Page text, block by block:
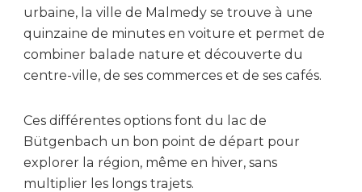
urbaine, la ville de Malmedy se trouve à une
quinzaine de minutes en voiture et permet de
combiner balade nature et découverte du
centre-ville, de ses commerces et de ses cafés.
Ces différentes options font du lac de
Bütgenbach un bon point de départ pour
explorer la région, même en hiver, sans
multiplier les longs trajets.